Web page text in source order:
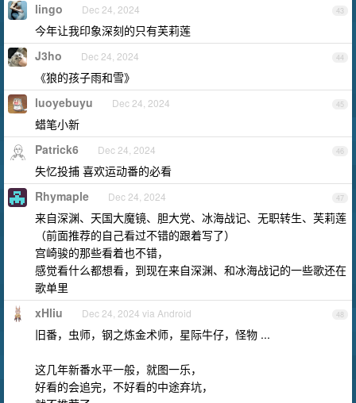
43
lingo Dec 24, 2024
今年让我印象深刻的只有芙莉莲
44
J3ho Dec 24, 2024
《狼的孩子雨和雪》
45
luoyebuyu Dec 24, 2024
蜡笔小新
46
Patrick6 Dec 24, 2024
失忆投捕 喜欢运动番的必看
47
Rhymaple Dec 24, 2024
来自深渊、天国大魔镜、胆大党、冰海战记、无职转生、芙莉莲
（前面推荐的自己看过不错的跟着写了）
宫崎骏的那些看着也不错，
感觉看什么都想看，到现在来自深渊、和冰海战记的一些歌还在
歌单里
48
xHliu Dec 24, 2024 via Android
旧番，虫师，钢之炼金术师，星际牛仔，怪物 ...
这几年新番水平一般，就图一乐，
好看的会追完，不好看的中途弃坑，